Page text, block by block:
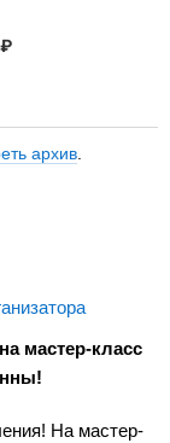
архив
мастер-класс
На мастер-